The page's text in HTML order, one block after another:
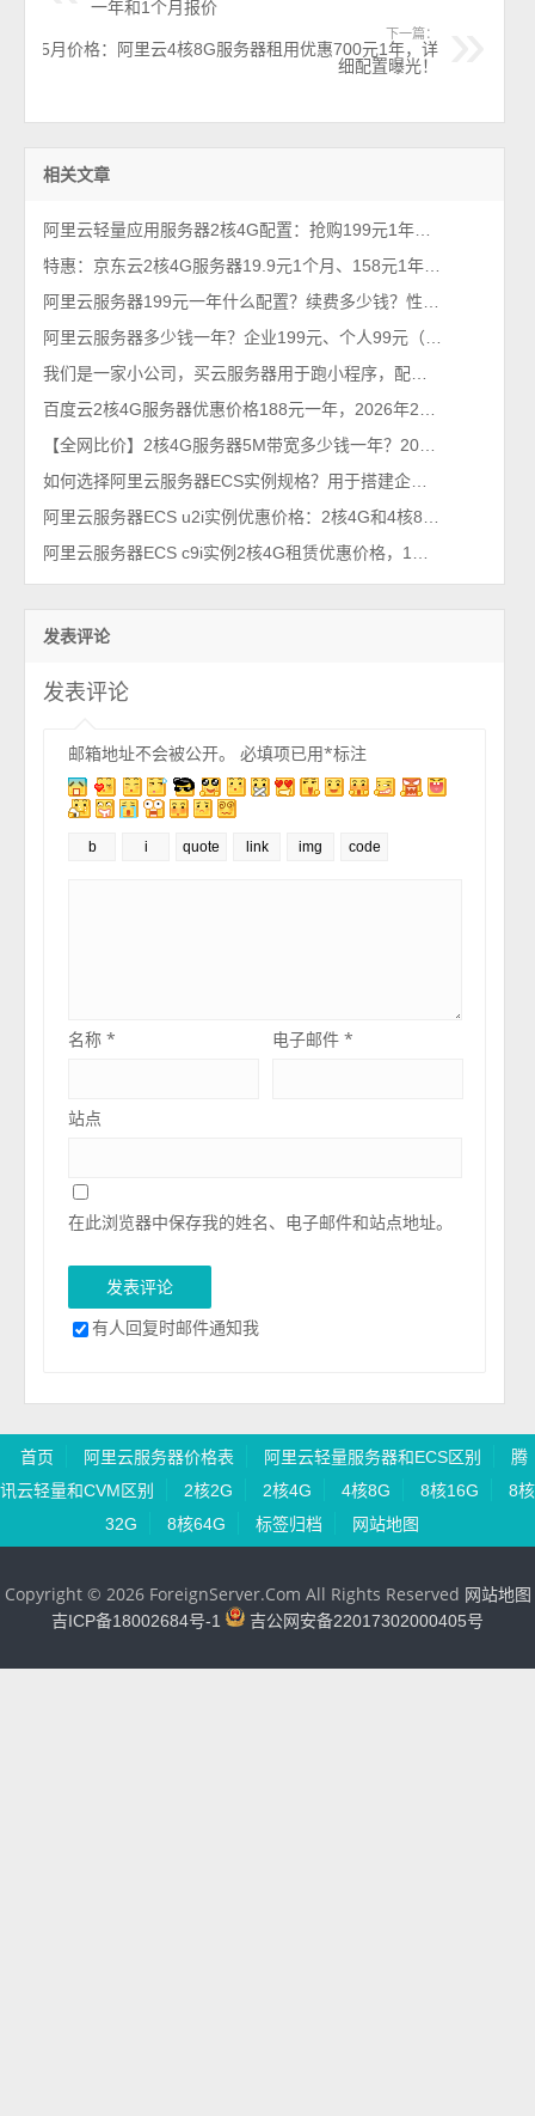
一年和1个月报价
下一篇：
5月价格：阿里云4核8G服务器租用优惠700元1年，详
细配置曝光！
相关文章
阿里云轻量应用服务器2核4G配置：抢购199元1年、优惠价格379元一年
特惠：京东云2核4G服务器19.9元1个月、158元1年、528元3年，5M带宽
阿里云服务器199元一年什么配置？续费多少钱？性能够用吗？限流吗？
阿里云服务器多少钱一年？企业199元、个人99元（2026年不买亏系列）
我们是一家小公司，买云服务器用于跑小程序，配置推荐有吗？
百度云2核4G服务器优惠价格188元一年，2026年2月最新BCC云服务器
【全网比价】2核4G服务器5M带宽多少钱一年？2026最新1年和3年优惠价格
如何选择阿里云服务器ECS实例规格？用于搭建企业网站使用
阿里云服务器ECS u2i实例优惠价格：2核4G和4核8G收费报价单
阿里云服务器ECS c9i实例2核4G租赁优惠价格，1年和一个月收费标准
发表评论
发表评论
邮箱地址不会被公开。 必填项已用*标注
名称* 电子邮件*
站点
在此浏览器中保存我的姓名、电子邮件和站点地址。
有人回复时邮件通知我
首页 阿里云服务器价格表 阿里云轻量服务器和ECS区别
腾
讯云轻量和CVM区别
2核2G 2核4G 4核8G 8核16G
8核
32G
8核64G 标签归档 网站地图
Copyright © 2026 ForeignServer.Com All Rights Reserved 网站地图
吉ICP备18002684号-1
吉公网安备22017302000405号